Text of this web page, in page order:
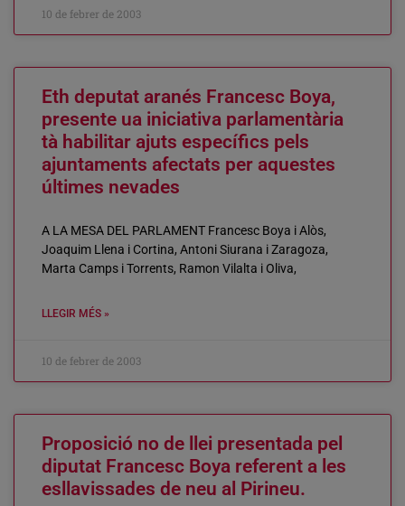
10 de febrer de 2003
Eth deputat aranés Francesc Boya,
presente ua iniciativa parlamentària
tà habilitar ajuts específics pels
ajuntaments afectats per aquestes
últimes nevades
A LA MESA DEL PARLAMENT Francesc Boya i Alòs,
Joaquim Llena i Cortina, Antoni Siurana i Zaragoza,
Marta Camps i Torrents, Ramon Vilalta i Oliva,
LLEGIR MÉS »
10 de febrer de 2003
Proposició no de llei presentada pel
diputat Francesc Boya referent a les
esllavissades de neu al Pirineu.